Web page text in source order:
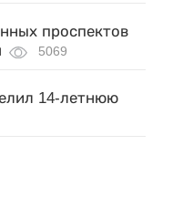
проспектов
5069
14-летнюю